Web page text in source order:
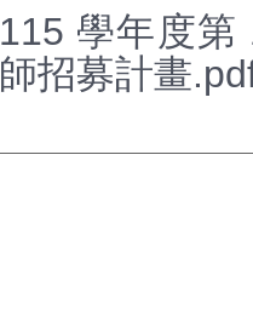
115 學年度第
師招募計畫